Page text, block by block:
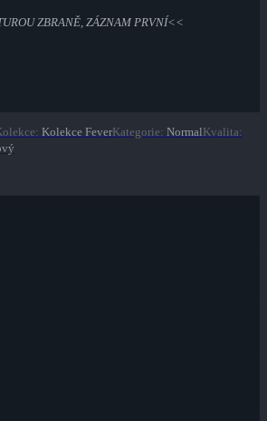
ZBRANĚ, ZÁZNAM PRVNÍ<<
: Kolekce FeverKategorie: NormalKvalita: